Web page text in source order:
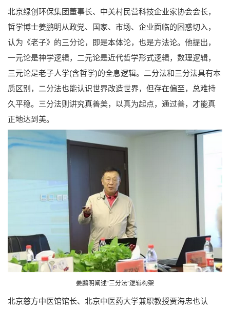
北京绿创环保集团董事长、中关村民营科技企业家协会会长，
哲学博士姜鹏明从政党、国家、市场、企业面临的困惑切入，
认为《老子》的三分论，即是本体论，也是方法论。他提出，
一元论是神学逻辑，二元论是近代哲学形式逻辑，数理逻辑，
三元论是老子人学(含哲学)的全息逻辑。二分法和三分法具有本
质区别，二分法也能认识世界改造世界，但存在偏至，总难持
久平稳。三分法则讲究真善美，以真为起点，通过善，才能真
正地达到美。
姜鹏明阐述“三分法”逻辑构架
北京慈方中医馆馆长、北京中医药大学兼职教授贾海忠也认